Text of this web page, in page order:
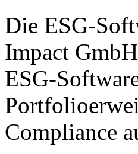
Die ESG-
Impact
ESG-
Compliance